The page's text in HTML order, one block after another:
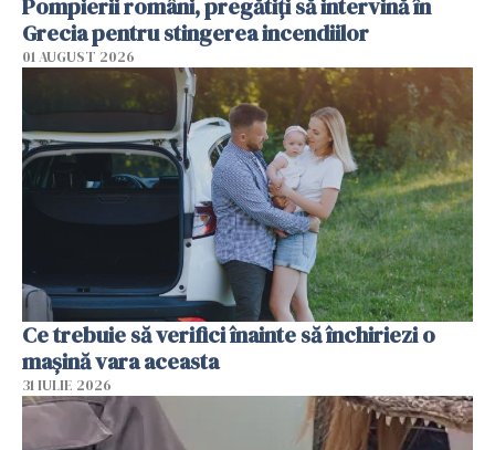
Pompierii români, pregătiţi să intervină în
Grecia pentru stingerea incendiilor
01 AUGUST 2026
Ce trebuie să verifici înainte să închiriezi o
mașină vara aceasta
31 IULIE 2026